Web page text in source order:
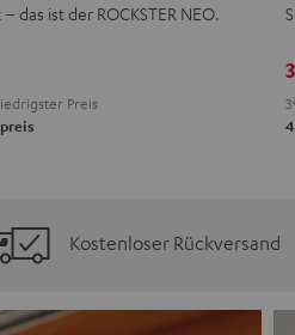
– das ist der ROCKSTER NEO.
Preis
Kostenloser Rückversand